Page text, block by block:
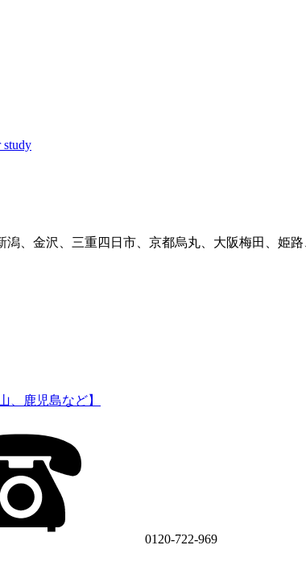
study
、金沢、三重四日市、京都烏丸、大阪梅田、姫
0120-722-969